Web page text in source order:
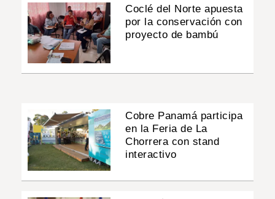
Coclé del Norte apuesta
por la conservación con
proyecto de bambú
Cobre Panamá participa
en la Feria de La
Chorrera con stand
interactivo